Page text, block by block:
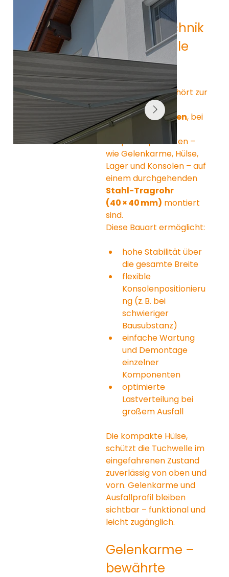
Aufbau –
Tragrohrtechnik
für maximale
Stabilität
Die ZEUS Hülse gehört zur
Familie der
Tragrohrmarkisen, bei
denen sämtliche
Hauptkomponenten –
wie Gelenkarme, Hülse,
Lager und Konsolen – auf
einem durchgehenden
Stahl-Tragrohr
(40 × 40 mm) montiert
sind.
Diese Bauart ermöglicht:
hohe Stabilität über
die gesamte Breite
flexible
Konsolenpositionieru
ng (z. B. bei
schwieriger
Bausubstanz)
einfache Wartung
und Demontage
einzelner
Komponenten
optimierte
Lastverteilung bei
großem Ausfall
Die kompakte Hülse,
schützt die Tuchwelle im
eingefahrenen Zustand
zuverlässig von oben und
vorn. Gelenkarme und
Ausfallprofil bleiben
sichtbar – funktional und
leicht zugänglich.
Gelenkarme –
bewährte